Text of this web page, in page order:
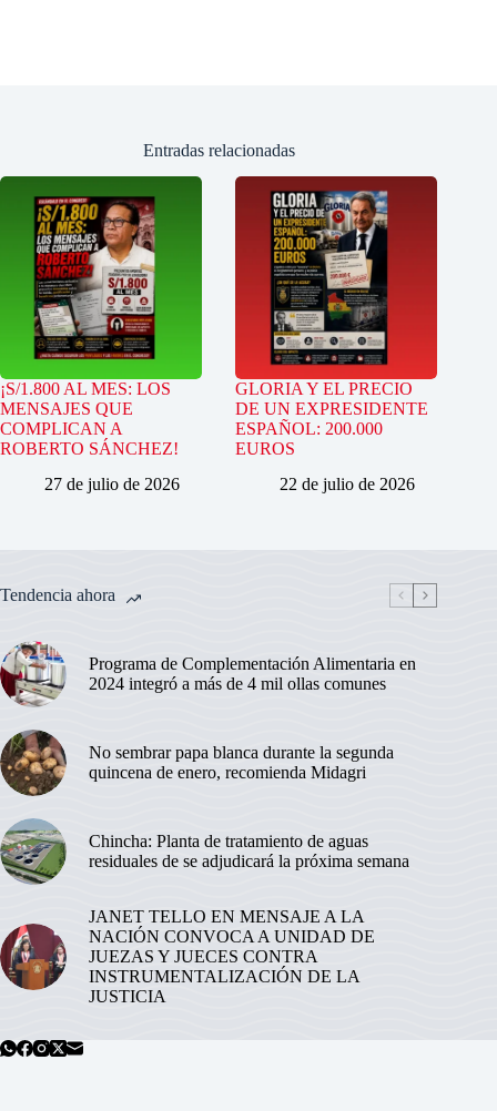
Entradas relacionadas
¡S/1.800 AL MES: LOS
MENSAJES QUE
COMPLICAN A
ROBERTO SÁNCHEZ!
27 de julio de 2026
GLORIA Y EL PRECIO
DE UN EXPRESIDENTE
ESPAÑOL: 200.000
EUROS
22 de julio de 2026
Tendencia ahora
Programa de Complementación Alimentaria en
2024 integró a más de 4 mil ollas comunes
No sembrar papa blanca durante la segunda
quincena de enero, recomienda Midagri
Chincha: Planta de tratamiento de aguas
residuales de se adjudicará la próxima semana
JANET TELLO EN MENSAJE A LA
NACIÓN CONVOCA A UNIDAD DE
JUEZAS Y JUECES CONTRA
INSTRUMENTALIZACIÓN DE LA
JUSTICIA